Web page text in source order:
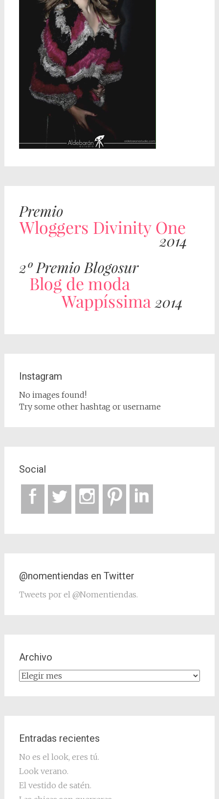
Instagram
No images found!
Try some other hashtag or username
Social
@nomentiendas en Twitter
Tweets por el @Nomentiendas.
Archivo
Archivo
Entradas recientes
No es el look, eres tú.
Look verano.
El vestido de satén.